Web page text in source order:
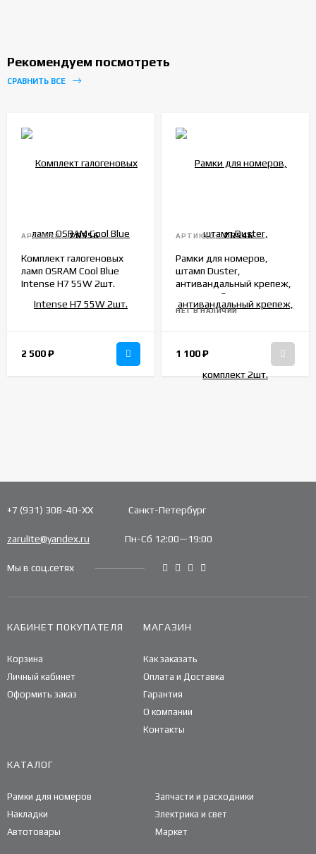
Рекомендуем посмотреть
СРАВНИТЬ ВСЕ
АРТИКУЛ: ZR556
Комплект галогеновых
ламп OSRAM Cool Blue
Intense H7 55W 2шт.
2 500₽
АРТИКУЛ: ZR546
Рамки для номеров,
штамп Duster,
антивандальный крепеж,
комплект 2шт.
нержавеющая сталь
НЕТ В НАЛИЧИИ
1 100₽
+7 (931) 308-40-ХХ Санкт-Петербург
zarulite@yandex.ru Пн-Сб 12:00—19:00
Мы в соц.сетях
КАБИНЕТ ПОКУПАТЕЛЯ
Корзина
Личный кабинет
Оформить заказ
МАГАЗИН
Как заказать
Оплата и Доставка
Гарантия
О компании
Контакты
КАТАЛОГ
Рамки для номеров
Накладки
Автотовары
Запчасти и расходники
Электрика и свет
Маркет